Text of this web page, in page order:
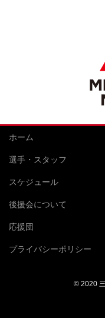
ホーム
選手・スタッフ
スケジュール
後援会について
応援団
プライバシーポリシー
© 2020